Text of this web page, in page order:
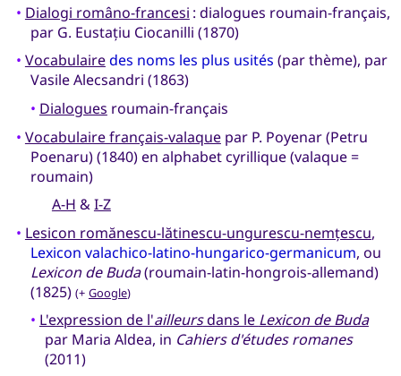
• Dialogi româno-francesi : dialogues roumain-français,
par G. Eustațiu Ciocanilli (1870)
• Vocabulairedes noms les plus usités (par thème), par
Vasile Alecsandri (1863)
• Dialogues roumain-français
• Vocabulaire français-valaquepar P. Poyenar (Petru
Poenaru) (1840) en alphabet cyrillique (valaque =
roumain)
A-H &I-Z
• Lesicon romănescu-lătinescu-ungurescu-nemțescu,
Lexicon valachico-latino-hungarico-germanicum, ou
Lexicon de Buda(roumain-latin-hongrois-allemand)
(1825) (+ Google)
• L'expression de l'ailleursdans le Lexicon de Buda
par Maria Aldea, in Cahiers d'études romanes
(2011)